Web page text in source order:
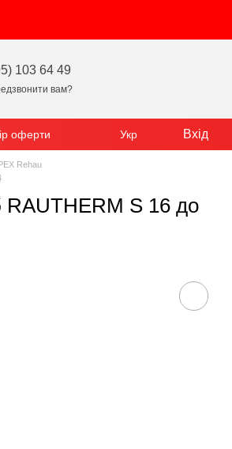
103 64 49
вам?
оферти Укр Вхід
Rehau
RAUTHERM S 16 до